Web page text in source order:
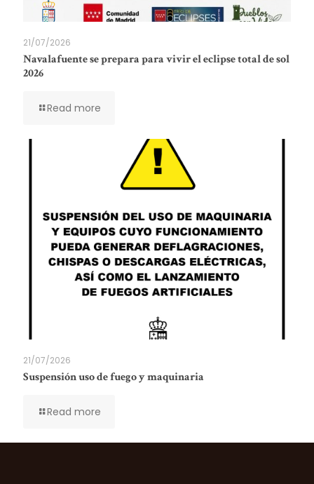
21/07/2026
Navalafuente se prepara para vivir el eclipse total de sol
2026
Read more
21/07/2026
Suspensión uso de fuego y maquinaria
Read more